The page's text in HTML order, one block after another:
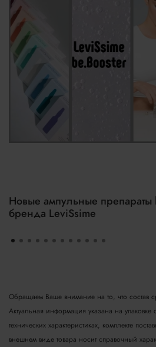
Новые ампульные препараты
бренда LeviSsime
Обращаем Ваше внимание на то, что состав
Актуальная информация указана на
технических характеристиках, комплекте
внешнем виде товара носит справочный